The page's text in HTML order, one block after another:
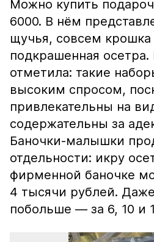
Можно купить
6000. В нём
щучья, совсем крошка
подкрашенная
отметила: такие
высоким спросом,
привлекательны на
содержательны за
Баночки-малышки
отдельности: икру
фирменной баночке
4 тысячи рублей.
побольше — за 6, 10 и